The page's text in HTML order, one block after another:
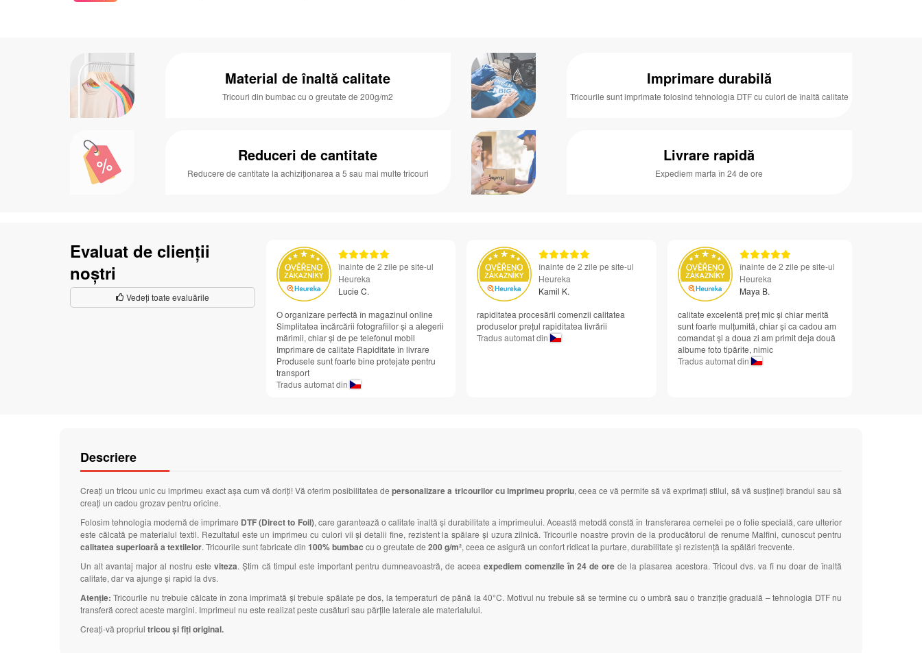
Material de înaltă calitate
Tricouri din bumbac cu o greutate de 200g/m2
Imprimare durabilă
Tricourile sunt imprimate folosind tehnologia DTF cu culori de înaltă calitate
Reduceri de cantitate
Reducere de cantitate la achiziționarea a 5 sau mai multe tricouri
Livrare rapidă
Expediem marfa în 24 de ore
Evaluat de clienții
noștri
Vedeți toate evaluările
înainte de 2 zile pe site-ul
Heureka
Lucie C.
O organizare perfectă în magazinul online
Simplitatea încărcării fotografiilor și a alegerii
mărimii, chiar și de pe telefonul mobil
Imprimare de calitate Rapiditate în livrare
Produsele sunt foarte bine protejate pentru
transport
Tradus automat din
înainte de 2 zile pe site-ul
Heureka
Kamil K.
rapiditatea procesării comenzii calitatea
produselor prețul rapiditatea livrării
Tradus automat din
înainte de 2 zile pe site-ul
Heureka
Maya B.
calitate excelentă preț mic și chiar merită
sunt foarte mulțumită, chiar și ca cadou am
comandat și a doua zi am primit deja două
albume foto tipărite, nimic
Tradus automat din
Descriere
Creați un tricou unic cu imprimeu exact așa cum vă doriți! Vă oferim posibilitatea depersonalizare a tricourilor cu imprimeu propriu, ceea ce vă permite să vă exprimați stilul, să vă susțineți brandul sau să
creați un cadou grozav pentru oricine.
Folosim tehnologia modernă de imprimare DTF (Direct to Foil), care garantează o calitate înaltă și durabilitate a imprimeului. Această metodă constă în transferarea cernelei pe o folie specială, care ulterior
este călcată pe materialul textil. Rezultatul este un imprimeu cu culori vii și detalii fine, rezistent la spălare și uzura zilnică. Tricourile noastre provin de la producătorul de renume Malfini, cunoscut pentru
calitatea superioară a textilelor. Tricourile sunt fabricate din 100% bumbac cu o greutate de 200 g/m², ceea ce asigură un confort ridicat la purtare, durabilitate și rezistență la spălări frecvente.
Un alt avantaj major al nostru esteviteza. Știm că timpul este important pentru dumneavoastră, de aceeaexpediem comenzile în 24 de ore de la plasarea acestora. Tricoul dvs. va fi nu doar de înaltă
calitate, dar va ajunge și rapid la dvs.
Atenție: Tricourile nu trebuie călcate în zona imprimată și trebuie spălate pe dos, la temperaturi de până la 40°C. Motivul nu trebuie să se termine cu o umbră sau o tranziție graduală – tehnologia DTF nu
transferă corect aceste margini. Imprimeul nu este realizat peste cusături sau părțile laterale ale materialului.
Creați-vă propriul tricou și fiți original.